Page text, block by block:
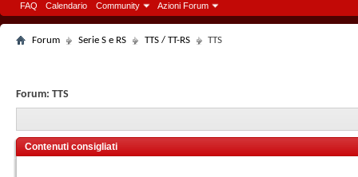
FAQ Calendario Community Azioni Forum
Forum Serie S e RS TTS / TT-RS TTS
Forum: TTS
Contenuti consigliati